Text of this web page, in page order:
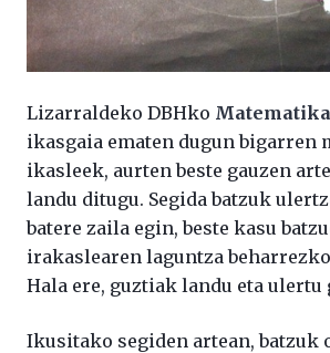
Lizarraldeko DBHko
ikasgaia ematen dugun bigarren
ikasleek, aurten beste gauzen
landu ditugu. Segida batzuk
batere zaila egin, beste kasu
irakaslearen laguntza
Hala ere, guztiak landu eta ulertu
Ikusitako segiden artean, batzuk